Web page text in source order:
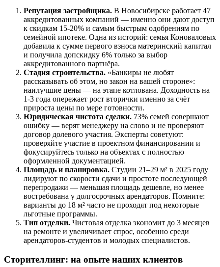
Репутация застройщика. В Новосибирске работает 47
аккредитованных компаний — именно они дают доступ
к скидкам 15-20% и самым быстрым одобрениям по
семейной ипотеке. Одна из историй: семья Коноваловых
добавила к сумме первого взноса материнский капитал
и получила допскидку 6% только за выбор
аккредитованного партнёра.
Стадия строительства. «Банкиры не любят
рассказывать об этом, но закон на вашей стороне»:
наилучшие цены — на этапе котлована. Доходность на
1-3 года опережает рост вторички именно за счёт
прироста цены по мере готовности.
Юридическая чистота сделки. 73% семей совершают
ошибку — верят менеджеру на слово и не проверяют
договор долевого участия. Эксперты советуют:
проверяйте участие в проектном финансировании и
фокусируйтесь только на объектах с полностью
оформленной документацией.
Площадь и планировка. Студии 21–29 м² в 2025 году
лидируют по скорости сдачи и простоте последующей
перепродажи — меньшая площадь дешевле, но менее
востребована у долгосрочных арендаторов. Помните:
варианты до 18 м² часто не проходят под некоторые
льготные программы.
Тип отделки. Чистовая отделка экономит до 3 месяцев
на ремонте и увеличивает спрос, особенно среди
арендаторов-студентов и молодых специалистов.
Сторителлинг: на опыте наших клиентов